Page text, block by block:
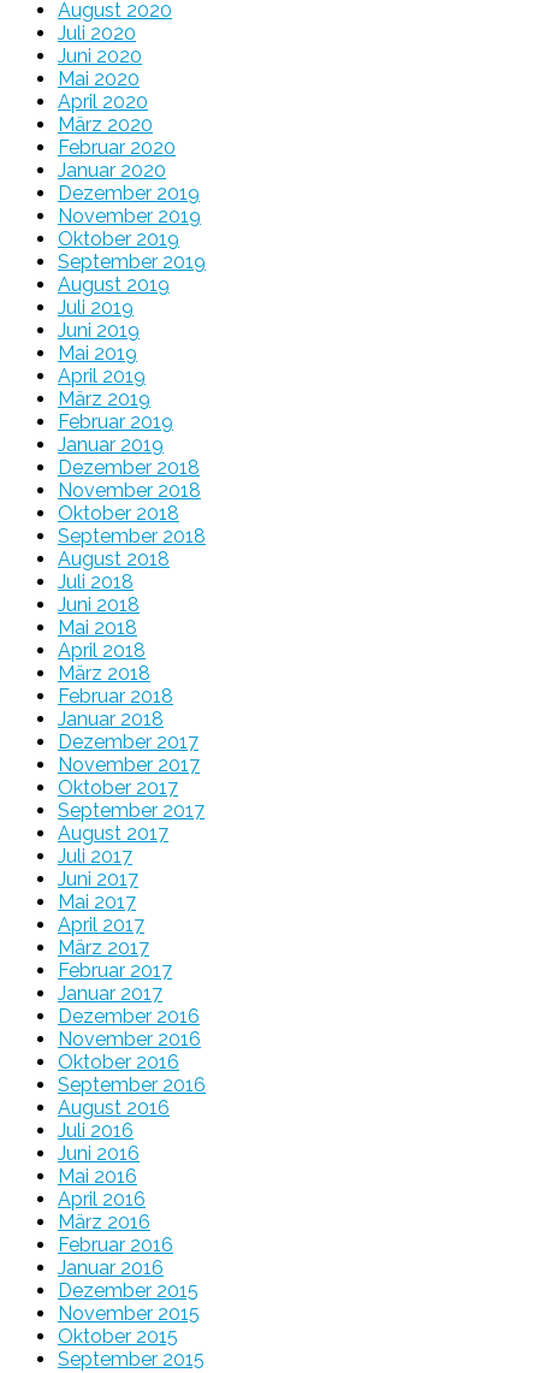
August 2020
Juli 2020
Juni 2020
Mai 2020
April 2020
März 2020
Februar 2020
Januar 2020
Dezember 2019
November 2019
Oktober 2019
September 2019
August 2019
Juli 2019
Juni 2019
Mai 2019
April 2019
März 2019
Februar 2019
Januar 2019
Dezember 2018
November 2018
Oktober 2018
September 2018
August 2018
Juli 2018
Juni 2018
Mai 2018
April 2018
März 2018
Februar 2018
Januar 2018
Dezember 2017
November 2017
Oktober 2017
September 2017
August 2017
Juli 2017
Juni 2017
Mai 2017
April 2017
März 2017
Februar 2017
Januar 2017
Dezember 2016
November 2016
Oktober 2016
September 2016
August 2016
Juli 2016
Juni 2016
Mai 2016
April 2016
März 2016
Februar 2016
Januar 2016
Dezember 2015
November 2015
Oktober 2015
September 2015